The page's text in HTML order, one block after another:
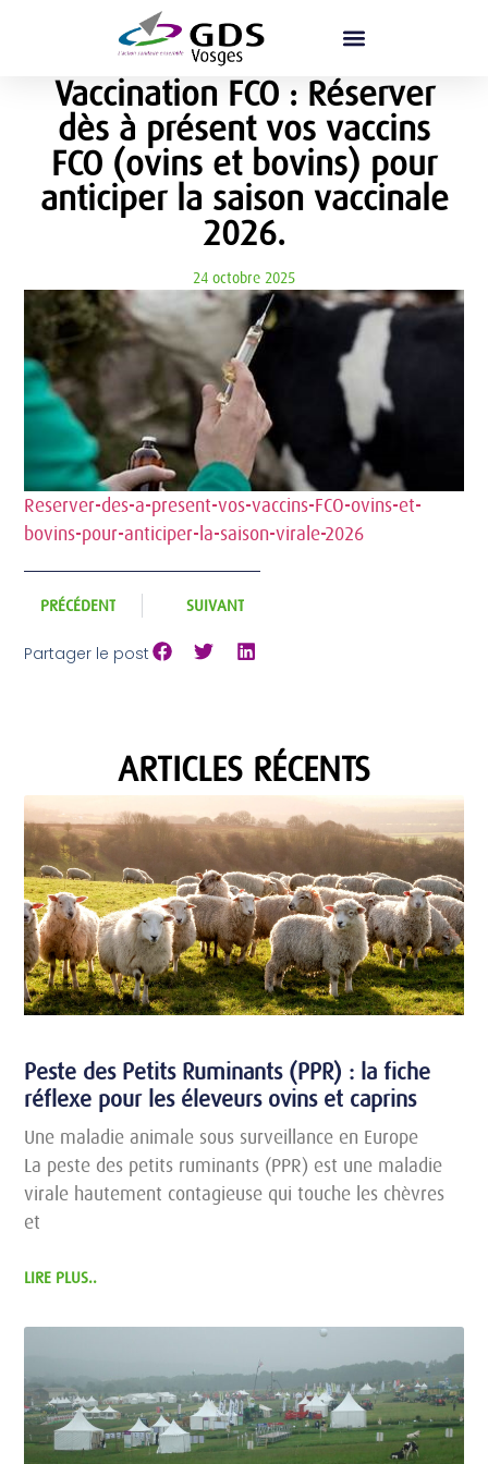
Vaccination FCO : Réserver
dès à présent vos vaccins
FCO (ovins et bovins) pour
anticiper la saison vaccinale
2026.
24 octobre 2025
Reserver-des-a-present-vos-vaccins-FCO-ovins-et-
bovins-pour-anticiper-la-saison-virale-2026
PRÉCÉDENT SUIVANT
Partager le post
ARTICLES RÉCENTS
Peste des Petits Ruminants (PPR) : la fiche
réflexe pour les éleveurs ovins et caprins
Une maladie animale sous surveillance en Europe
La peste des petits ruminants (PPR) est une maladie
virale hautement contagieuse qui touche les chèvres
et
LIRE PLUS..